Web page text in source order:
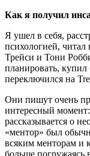
Как я получил
Я ушел в себя,
психологией,
Трейси и Тони
планировать,
переключился на
Они пишут очень
интересный
рассказывается о
«ментор» был
всяким менторам и
больше погружаясь